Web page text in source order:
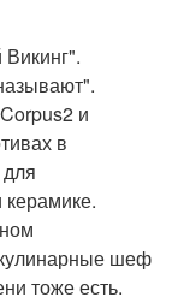
и
в
шеф
тоже есть.